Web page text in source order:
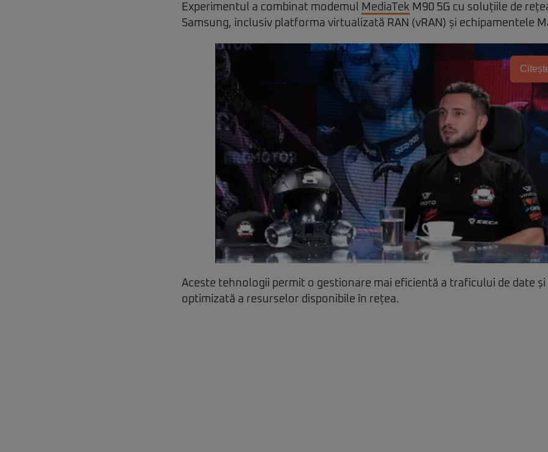
Experimentul a combinat modemul MediaTek M90 5G cu soluțiile de
Samsung, inclusiv platforma virtualizată RAN (vRAN) și echipamentele
Aceste tehnologii permit o gestionare mai eficientă a traficului de date
optimizată a resurselor disponibile în rețea.